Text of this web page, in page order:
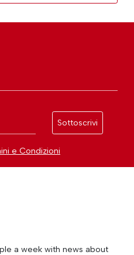
Sottoscrivi
e Condizioni
a week with news about